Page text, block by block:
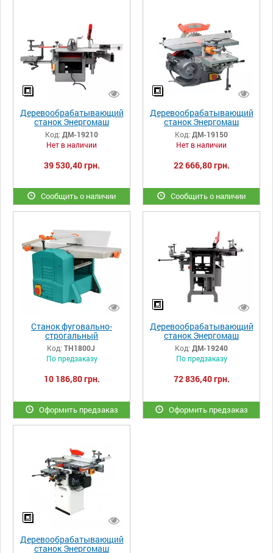
Деревообрабатывающий
станок Энергомаш
ДМ-19210
Код: ДМ-19210
Нет в наличии
39 530,40 грн.
Сообщить о наличии
Деревообрабатывающий
станок Энергомаш
ДМ-19150
Код: ДМ-19150
Нет в наличии
22 666,80 грн.
Сообщить о наличии
Станок фуговально-
строгальный
рейсмусовый Sturm
TH1800J
Код: TH1800J
По предзаказу
10 186,80 грн.
Оформить предзаказ
Деревообрабатывающий
станок Энергомаш
ДМ-19240
Код: ДМ-19240
По предзаказу
72 836,40 грн.
Оформить предзаказ
Деревообрабатывающий
станок Энергомаш